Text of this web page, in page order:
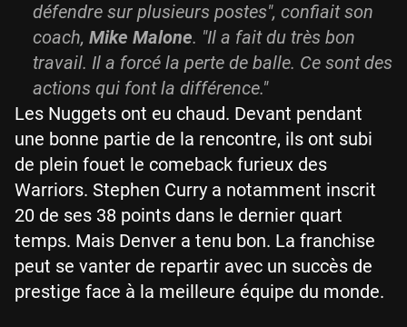
défendre sur plusieurs postes", confiait son
coach, Mike Malone. "Il a fait du très bon
travail. Il a forcé la perte de balle. Ce sont des
actions qui font la différence."
Les Nuggets ont eu chaud. Devant pendant
une bonne partie de la rencontre, ils ont subi
de plein fouet le comeback furieux des
Warriors. Stephen Curry a notamment inscrit
20 de ses 38 points dans le dernier quart
temps. Mais Denver a tenu bon. La franchise
peut se vanter de repartir avec un succès de
prestige face à la meilleure équipe du monde.